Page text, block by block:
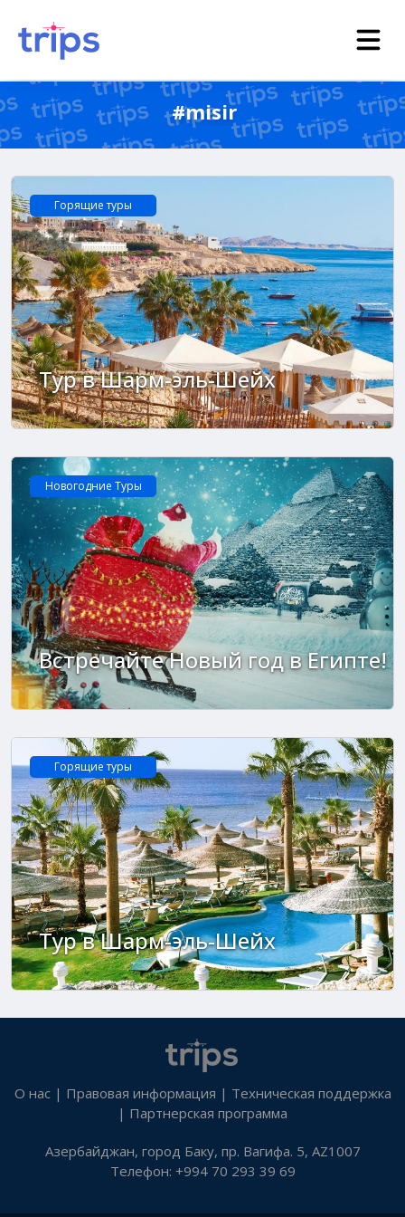
#misir
Горящие туры
Tур в Шарм-эль-Шейх
Новогодние Туры
Встречайте Новый год в Египте!
Горящие туры
Тур в Шарм-эль-Шейх
О нас| Правовая информация | Техническая поддержка
| Партнерская программа
Азербайджан, город Баку, пр. Вагифа. 5, AZ1007
Телефон: +994 70 293 39 69